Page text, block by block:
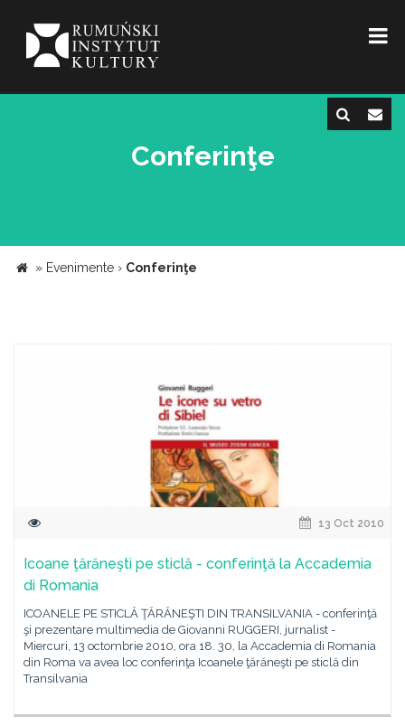
Conferinţe
» Evenimente › Conferinţe
13 Oct 2010
Icoane ţărăneşti pe sticlă - conferinţă la Accademia
di Romania
ICOANELE PE STICLĂ ŢĂRĂNEŞTI DIN TRANSILVANIA - conferinţă
şi prezentare multimedia de Giovanni RUGGERI, jurnalist -
Miercuri, 13 octombrie 2010, ora 18. 30, la Accademia di Romania
din Roma va avea loc conferinţa Icoanele ţărăneşti pe sticlă din
Transilvania